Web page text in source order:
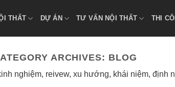
THẤT DỰ ÁN TƯ VẤN NỘI THẤT THI
ARCHIVES: BLOG
nghiệm, reivew, xu hướng, khái niệm, định